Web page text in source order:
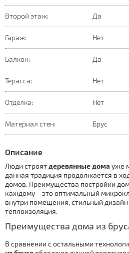
Второй этаж: Да
Гараж: Нет
Балкон: Да
Терасса: Нет
Отделка: Нет
Материал стен: Брус
Описание
Люди строятдеревянные домауже
данная традиция продолжается в
домов. Преимущества постройки
каждому – это оптимальный
внутри помещения, стильный
теплоизоляция.
Преимущества дома из
В сравнении с остальными